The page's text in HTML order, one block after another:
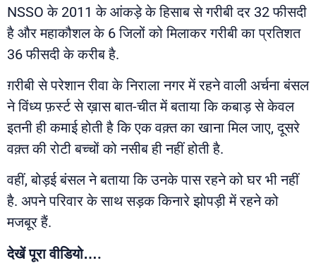
NSSO के 2011 के आंकड़े के हिसाब से गरीबी दर 32 फीसदी
है और महाकौशल के 6 जिलों को मिलाकर गरीबी का प्रतिशत
36 फीसदी के करीब है.
ग़रीबी से परेशान रीवा के निराला नगर में रहने वाली अर्चना बंसल
ने विंध्य फ़र्स्ट से ख़ास बात-चीत में बताया कि कबाड़ से केवल
इतनी ही कमाई होती है कि एक वक़्त का खाना मिल जाए, दूसरे
वक़्त की रोटी बच्चों को नसीब ही नहीं होती है.
वहीं, बोड़ई बंसल ने बताया कि उनके पास रहने को घर भी नहीं
है. अपने परिवार के साथ सड़क किनारे झोपड़ी में रहने को
मजबूर हैं.
देखें पूरा वीडियो….